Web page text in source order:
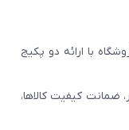
این فروشگاه با ارائه دو پکیج
ضمانت کیفیت کالاها،